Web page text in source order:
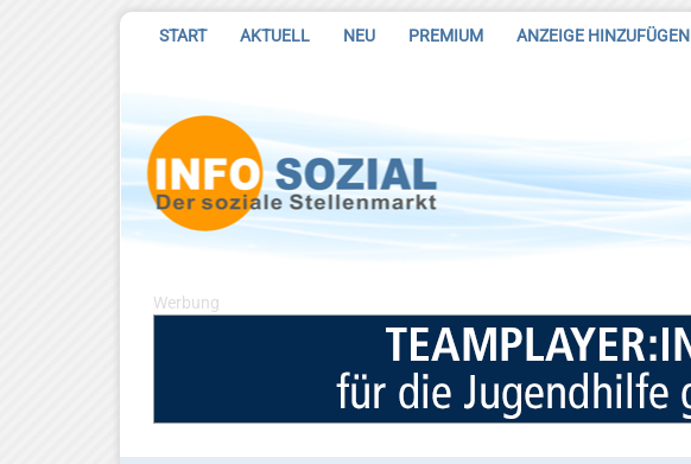
START AKTUELL NEU PREMIUM ANZEIGE HINZUFÜGEN
Werbung